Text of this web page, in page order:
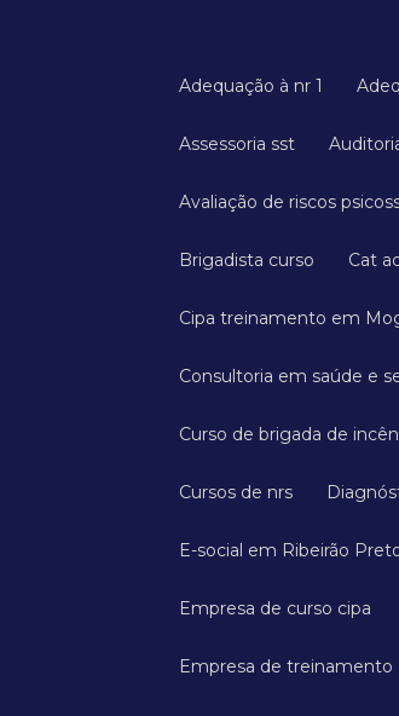
Adequação à nr 1
Assessoria sst
Avaliação de riscos
Brigadista curso Cat
Cipa treinamento em
Consultoria em saúde e
Curso de brigada de
Cursos de nrs
E-social em Ribeirão
Empresa de curso cipa
Empresa de